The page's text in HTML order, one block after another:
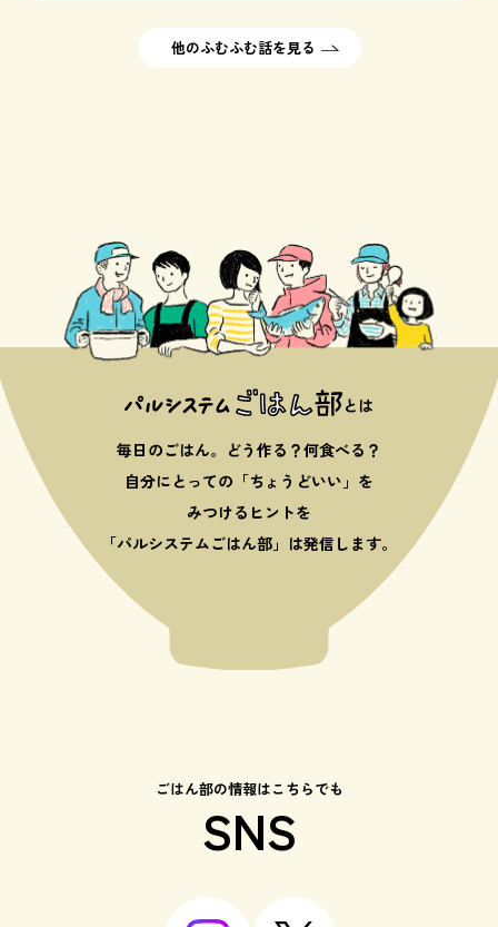
他のふむふむ話を見る
とは
毎日のごはん。どう作る？何食べる？
自分にとっての「ちょうどいい」を
みつけるヒントを
「パルシステムごはん部」は発信します。
ごはん部の情報はこちらでも
SNS